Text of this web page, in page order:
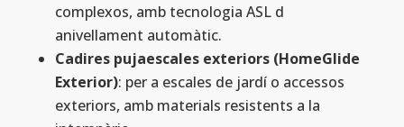
complexos, amb tecnologia ASL d
anivellament automàtic.
Cadires pujaescales exteriors (HomeGlide
Exterior): per a escales de jardí o accessos
exteriors, amb materials resistents a la